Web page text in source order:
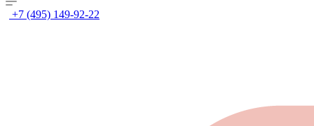
+7 (495) 149-92-22